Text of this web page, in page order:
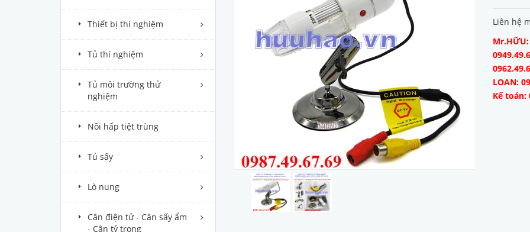
Thiết bị thí nghiệm
Tủ thí nghiệm
Tủ môi trường thử
nghiệm
Nồi hấp tiệt trùng
Tủ sấy
Lò nung
Cân điện tử - Cân sấy ẩm
- Cân tỷ trọng
Liên hệ
LOAN:
Kế toán: